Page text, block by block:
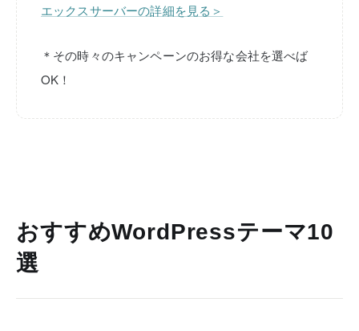
エックスサーバーの詳細を見る＞
＊その時々のキャンペーンのお得な会社を選べば
OK！
おすすめWordPressテーマ10
選